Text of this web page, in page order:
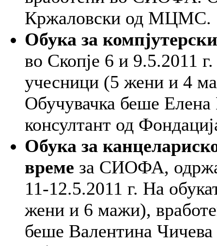
Кржаловски од МЦМС.
Обука за
во Скопје 6 и 9.5.2011
учесници (5 жени и 4
Обучувачка беше
консултант од
Обука за
време за СИОФА,
11-12.5.2011 г. На
жени и 6 мажи),
беше Валентина